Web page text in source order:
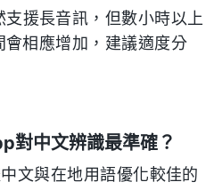
支援長音訊，但數小時以上
會相應增加，建議適度分
對中文辨識最準確？
文與在地用語優化較佳的